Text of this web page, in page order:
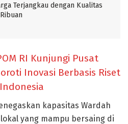
Terjangkau dengan Kualitas
RI Kunjungi Pusat
Inovasi Berbasis Riset
kapasitas Wardah
yang mampu bersaing di